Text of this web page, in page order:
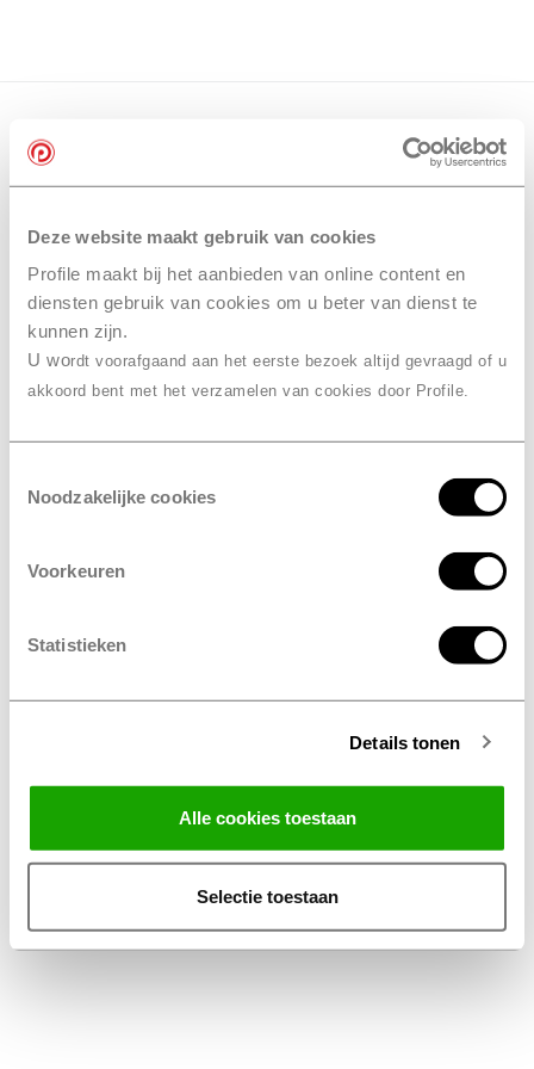
Deze website maakt gebruik van cookies
Profile maakt bij het aanbieden van online content en
diensten gebruik van cookies om u beter van dienst te
kunnen zijn.
U wordt voorafgaand aan het eerste bezoek altijd gevraagd of u
akkoord bent met het verzamelen van cookies door Profile.
Noodzakelijke cookies
Voorkeuren
Statistieken
Details tonen
Alle cookies toestaan
Selectie toestaan
Algemene voorwaarden
Privacy Statement
Disclaimer